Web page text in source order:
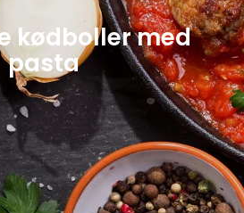
kødboller med
pasta